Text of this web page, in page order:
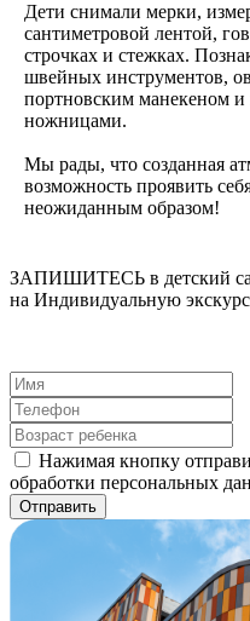
Дети снимали мерки,
сантиметровой лентой,
строчках и стежках.
швейных инструментов,
портновским манекеном и
ножницами.
Мы рады, что созданная
возможность проявить
неожиданным образом!
ЗАПИШИТЕСЬ в детский
на Индивидуальную
Нажимая кнопку
обработки персональных